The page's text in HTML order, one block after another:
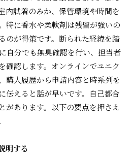
内試着のみか、保管環境や時間を
特に香水や柔軟剤は残留が強いの
のが得策です。断られた経緯を踏
自分でも無臭確認を行い、担当者
確認します。オンラインでユニク
購入履歴から申請内容と時系列を
伝えると話が早いです。自己都合
があります。以下の要点を押さえ
明する